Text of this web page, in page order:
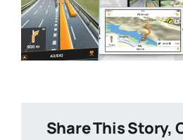
Share This Story,